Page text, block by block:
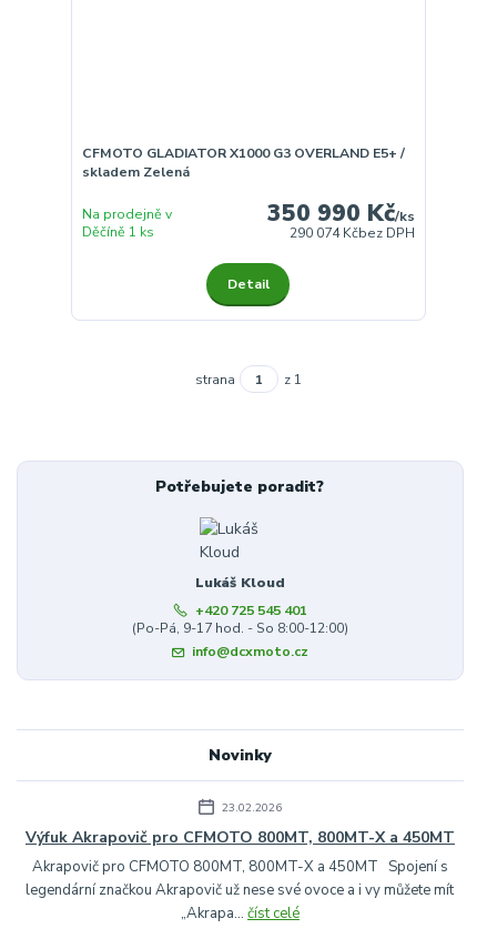
CFMOTO GLADIATOR X1000 G3 OVERLAND E5+ /
skladem Zelená
350 990 Kč/ks
290 074 Kčbez DPH
Na prodejně v
Děčíně 1 ks
Detail
strana z 1
Potřebujete poradit?
Lukáš Kloud
+420 725 545 401
(Po-Pá, 9-17 hod. - So 8:00-12:00)
info@dcxmoto.cz
Novinky
23.02.2026
Výfuk Akrapovič pro CFMOTO 800MT, 800MT-X a 450MT
Akrapovič pro CFMOTO 800MT, 800MT-X a 450MT Spojení s
legendární značkou Akrapovič už nese své ovoce a i vy můžete mít
„Akrapa... číst celé